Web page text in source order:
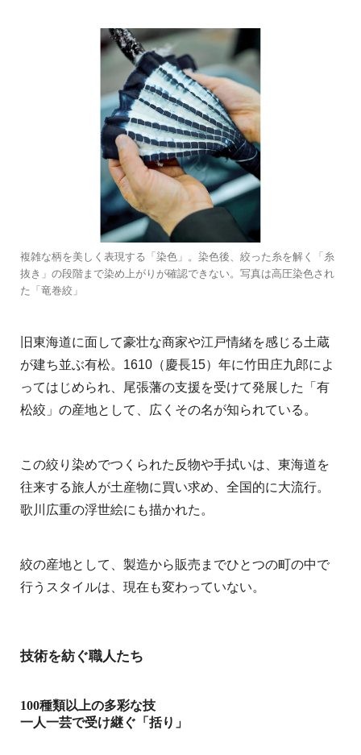
複雑な柄を美しく表現する「染色」。染色後、絞った糸を解く「糸
抜き」の段階まで染め上がりが確認できない。写真は高圧染色され
た「竜巻絞」
旧東海道に面して豪壮な商家や江戸情緒を感じる土蔵
が建ち並ぶ有松。1610（慶長15）年に竹田庄九郎によ
ってはじめられ、尾張藩の支援を受けて発展した「有
松絞」の産地として、広くその名が知られている。
この絞り染めでつくられた反物や手拭いは、東海道を
往来する旅人が土産物に買い求め、全国的に大流行。
歌川広重の浮世絵にも描かれた。
絞の産地として、製造から販売までひとつの町の中で
行うスタイルは、現在も変わっていない。
技術を紡ぐ職人たち
100種類以上の多彩な技
一人一芸で受け継ぐ「括り」